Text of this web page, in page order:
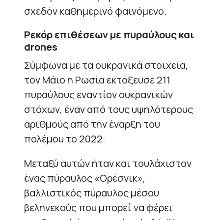
σχεδόν καθημερινό φαινόμενο.
Ρεκόρ επιθέσεων με πυραύλους και
drones
Σύμφωνα με τα ουκρανικά στοιχεία,
τον Μάιο η Ρωσία εκτόξευσε 211
πυραύλους εναντίον ουκρανικών
στόχων, έναν από τους υψηλότερους
αριθμούς από την έναρξη του
πολέμου το 2022.
Μεταξύ αυτών ήταν και τουλάχιστον
ένας πύραυλος «Ορέσνικ»,
βαλλιστικός πύραυλος μέσου
βεληνεκούς που μπορεί να φέρει